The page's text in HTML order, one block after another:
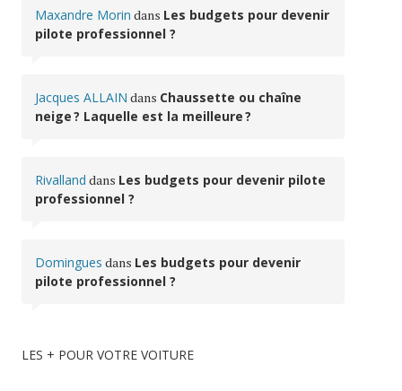
Maxandre Morin dans Les budgets pour devenir
pilote professionnel ?
Jacques ALLAIN dans Chaussette ou chaîne
neige ? Laquelle est la meilleure ?
Rivalland dans Les budgets pour devenir pilote
professionnel ?
Domingues dans Les budgets pour devenir
pilote professionnel ?
LES + POUR VOTRE VOITURE